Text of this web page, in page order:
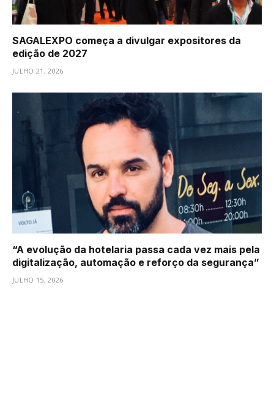
SAGALEXPO começa a divulgar expositores da
edição de 2027
JULHO 21, 2026
“A evolução da hotelaria passa cada vez mais pela
digitalização, automação e reforço da segurança”
JULHO 15, 2026